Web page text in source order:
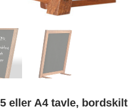
eller A4 tavle, bordskilt